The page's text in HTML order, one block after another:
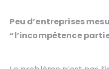
Peu d’entreprises
“l’incompétence